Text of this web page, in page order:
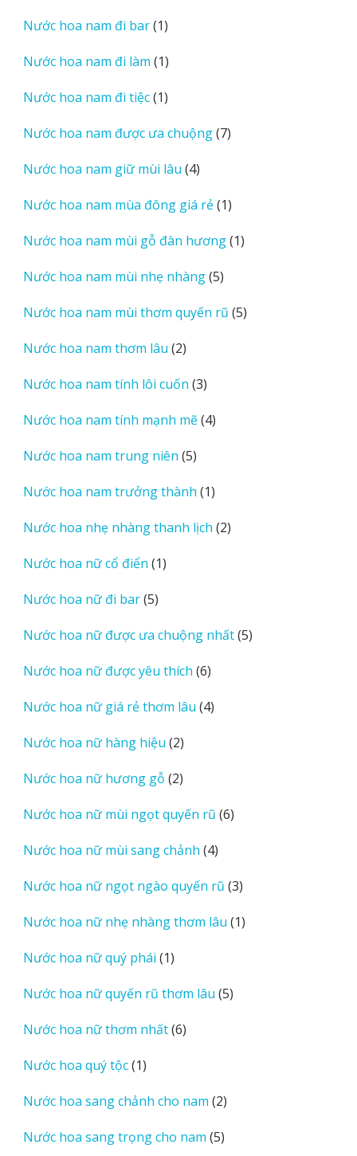
Nước hoa nam đi bar 11
phẩm
Nước hoa nam đi làm 11
phẩm
Nước hoa nam đi tiệc 11
phẩm
Nước hoa nam được ưa chuộng 77
Nước hoa nam giữ mùi lâu 44
phẩm
Nước hoa nam mùa đông giá rẻ 11
phẩm
Nước hoa nam mùi gỗ đàn hương 11
Nước hoa nam mùi nhẹ nhàng 55
phẩm
Nước hoa nam mùi thơm quyến rũ 55
Nước hoa nam thơm lâu 22
phẩm
Nước hoa nam tính lôi cuốn 33
phẩm
Nước hoa nam tính mạnh mẽ 44
Nước hoa nam trung niên 55
phẩm
Nước hoa nam trưởng thành 11
phẩm
Nước hoa nhẹ nhàng thanh lịch 22
Nước hoa nữ cổ điển 11
Nước hoa nữ đi bar 55
phẩm
Nước hoa nữ được ưa chuộng nhất 55
Nước hoa nữ được yêu thích 66
phẩm
Nước hoa nữ giá rẻ thơm lâu 44
Nước hoa nữ hàng hiệu 22
phẩm
Nước hoa nữ hương gỗ 22
phẩm
Nước hoa nữ mùi ngọt quyến rũ 66
Nước hoa nữ mùi sang chảnh 44
phẩm
Nước hoa nữ ngọt ngào quyến rũ 33
phẩm
Nước hoa nữ nhẹ nhàng thơm lâu 11
Nước hoa nữ quý phái 11
phẩm
Nước hoa nữ quyến rũ thơm lâu 55
Nước hoa nữ thơm nhất 66
Nước hoa quý tộc 11
phẩm
Nước hoa sang chảnh cho nam 22
phẩm
Nước hoa sang trọng cho nam 55